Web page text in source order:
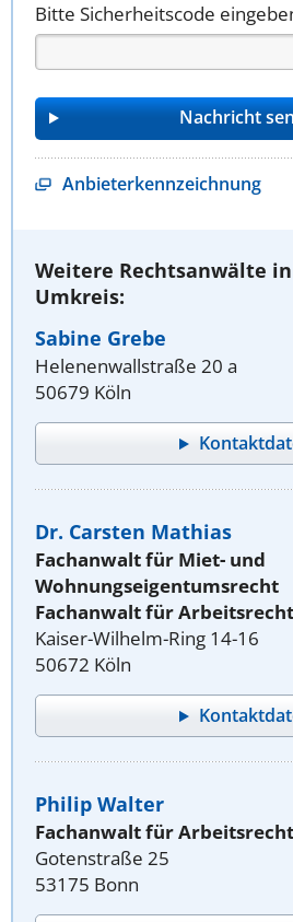
Bitte Sicherheitscode
Anbieterkennzeichnung
Weitere Rechtsanwälte
Umkreis:
Sabine Grebe
Helenenwallstraße 20 a
50679 Köln
Dr. Carsten Mathias
Fachanwalt für Miet- und
Wohnungseigentumsrecht
Fachanwalt für Arbeitsrecht
Kaiser-Wilhelm-Ring 14-16
50672 Köln
Philip Walter
Fachanwalt für Arbeitsrecht
Gotenstraße 25
53175 Bonn